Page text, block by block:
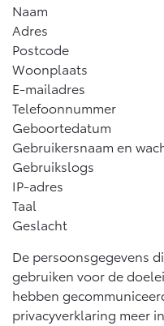
Land Cruiser (excl. BTW)
Vanaf € 89.986,-
Naam
Adres
Postcode
Woonplaats
E-mailadres
Telefoonnummer
Geboortedatum
Gebruikersnaam en
Gebruikslogs
IP-adres
Taal
Geslacht
De persoonsgegevens
gebruiken voor de
hebben
privacyverklaring meer